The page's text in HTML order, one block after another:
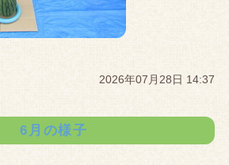
2026年07月28日 14:37
6月の様子